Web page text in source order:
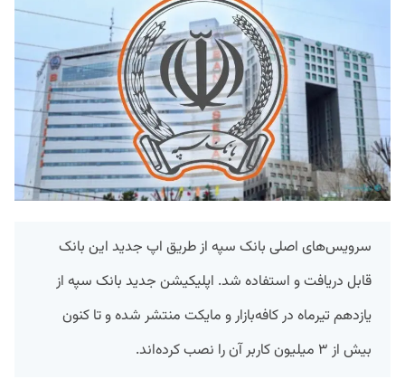
سرویس‌های اصلی بانک سپه از طریق اپ جدید این بانک
قابل دریافت و استفاده شد. اپلیکیشن جدید بانک سپه از
یازدهم تیرماه در کافه‌بازار و مایکت منتشر شده و تا کنون
بیش از ۳ میلیون کاربر آن را نصب کرده‌اند.